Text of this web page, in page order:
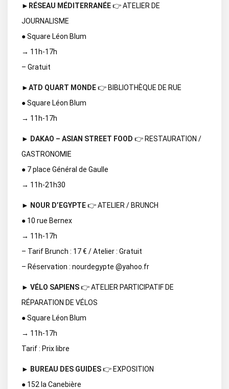
► RÉSEAU MÉDITERRANÉE👉 ATELIER DE
JOURNALISME
● Square Léon Blum
→ 11h-17h
– Gratuit
►ATD QUART MONDE👉 BIBLIOTHÈQUE DE RUE
● Square Léon Blum
→ 11h-17h
► DAKAO – ASIAN STREET FOOD 👉 RESTAURATION /
GASTRONOMIE
● 7 place Général de Gaulle
→ 11h-21h30
► NOUR D’EGYPTE👉 ATELIER / BRUNCH
● 10 rue Bernex
→ 11h-17h
– Tarif Brunch : 17 € / Atelier : Gratuit
– Réservation : nourdegypte @yahoo.fr
► VÉLO SAPIENS👉 ATELIER PARTICIPATIF DE
RÉPARATION DE VÉLOS
● Square Léon Blum
→ 11h-17h
Tarif : Prix libre
► BUREAU DES GUIDES👉 EXPOSITION
● 152 la Canebière